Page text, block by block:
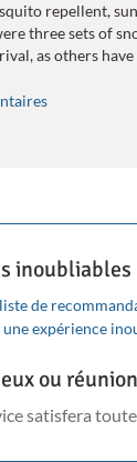
repellent,
three sets of
as others
inoubliables
de
expérience
ou
satisfera